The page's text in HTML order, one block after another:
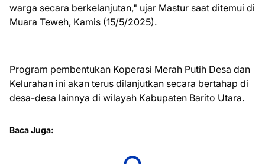
warga secara berkelanjutan," ujar Mastur saat ditemui di
Muara Teweh, Kamis (15/5/2025).
Program pembentukan Koperasi Merah Putih Desa dan
Kelurahan ini akan terus dilanjutkan secara bertahap di
desa-desa lainnya di wilayah Kabupaten Barito Utara.
Baca Juga: